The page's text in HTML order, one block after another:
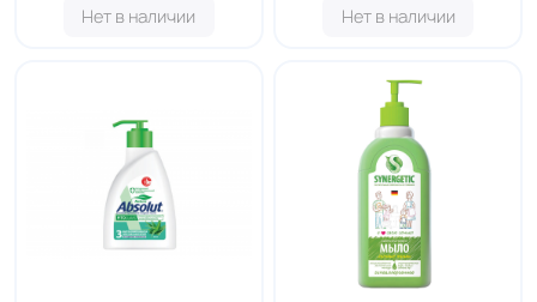
Нет в наличии
Нет в наличии